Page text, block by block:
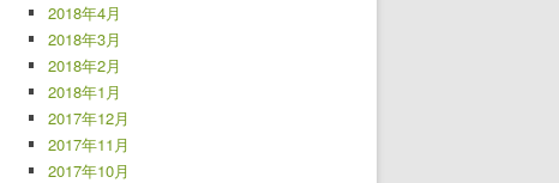
2018年4月
2018年3月
2018年2月
2018年1月
2017年12月
2017年11月
2017年10月